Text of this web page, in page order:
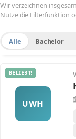
Wir verzeichnen
Nutze die Filterfunktion
Alle Bachelor
BELIEBT!
UWH